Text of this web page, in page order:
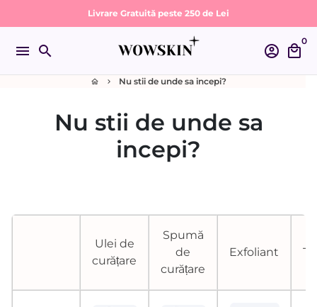
la
conținut
Livrare Gratuită peste 250 de Lei
menu search account_circle local_mall
0
home keyboard_arrow_right Nu stii de unde sa incepi?
Nu stii de unde sa
incepi?
Ulei de
curățare
Spumă
de
curățare
Exfoliant